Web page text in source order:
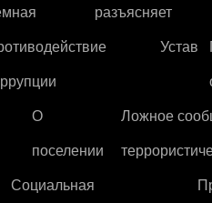
разъясняет
Устав
О
поселении
Ложное
Социальная